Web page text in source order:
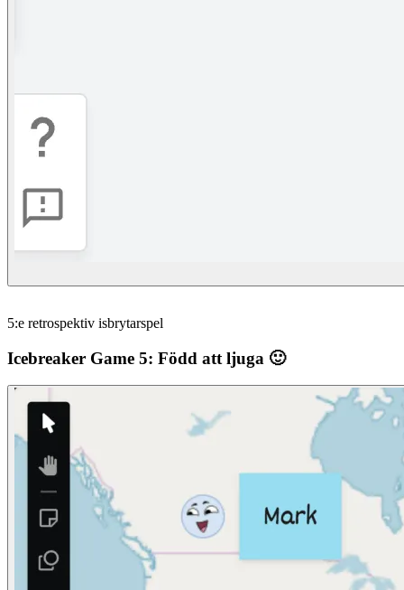
5:e retrospektiv isbrytarspel
Icebreaker Game 5: Född att ljuga 🙂